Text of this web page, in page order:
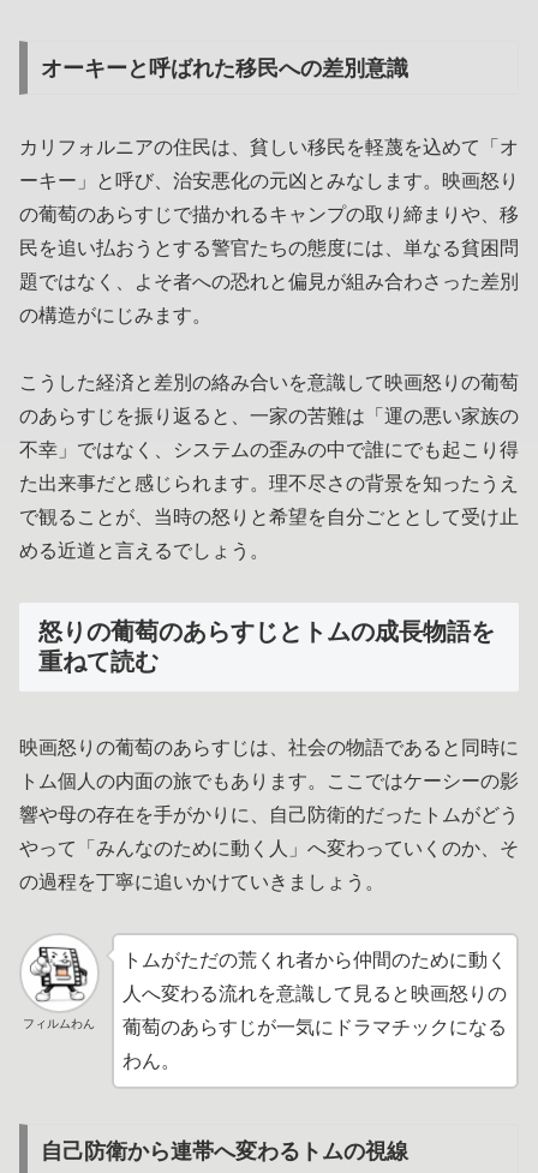
オーキーと呼ばれた移民への差別意識
カリフォルニアの住民は、貧しい移民を軽蔑を込めて「オ
ーキー」と呼び、治安悪化の元凶とみなします。映画怒り
の葡萄のあらすじで描かれるキャンプの取り締まりや、移
民を追い払おうとする警官たちの態度には、単なる貧困問
題ではなく、よそ者への恐れと偏見が組み合わさった差別
の構造がにじみます。
こうした経済と差別の絡み合いを意識して映画怒りの葡萄
のあらすじを振り返ると、一家の苦難は「運の悪い家族の
不幸」ではなく、システムの歪みの中で誰にでも起こり得
た出来事だと感じられます。理不尽さの背景を知ったうえ
で観ることが、当時の怒りと希望を自分ごととして受け止
める近道と言えるでしょう。
怒りの葡萄のあらすじとトムの成長物語を
重ねて読む
映画怒りの葡萄のあらすじは、社会の物語であると同時に
トム個人の内面の旅でもあります。ここではケーシーの影
響や母の存在を手がかりに、自己防衛的だったトムがどう
やって「みんなのために動く人」へ変わっていくのか、そ
の過程を丁寧に追いかけていきましょう。
フィルムわん
トムがただの荒くれ者から仲間のために動く
人へ変わる流れを意識して見ると映画怒りの
葡萄のあらすじが一気にドラマチックになる
わん。
自己防衛から連帯へ変わるトムの視線